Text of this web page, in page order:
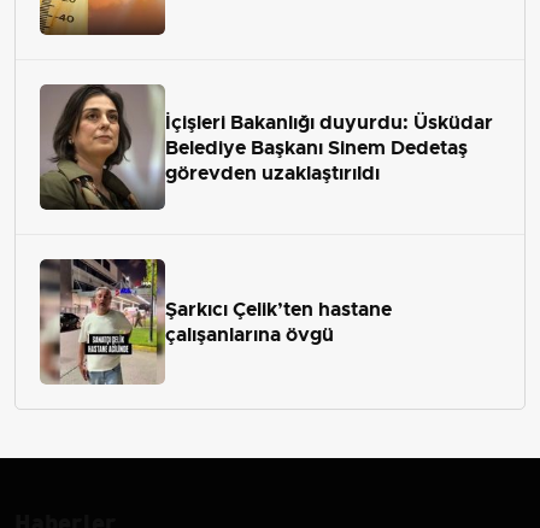
İçişleri Bakanlığı duyurdu: Üsküdar
Belediye Başkanı Sinem Dedetaş
görevden uzaklaştırıldı
Şarkıcı Çelik’ten hastane
çalışanlarına övgü